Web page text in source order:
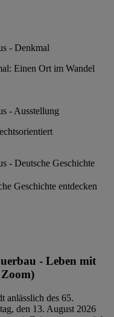
Einen Ort im Wandel
Geschichte entdecken
- Leben mit
anlässlich des 65.
den 13. August 2026